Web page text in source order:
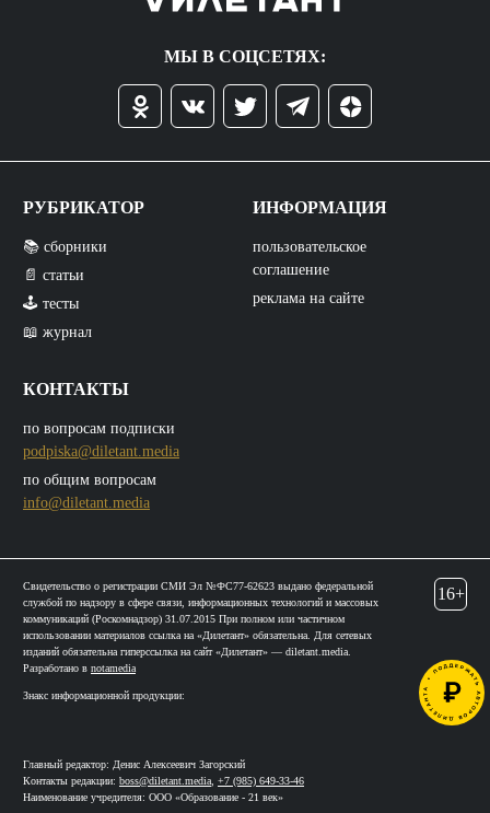
МЫ В СОЦСЕТЯХ:
РУБРИКАТОР
📚 сборники
📄 статьи
🕹️ тесты
📖 журнал
КОНТАКТЫ
по вопросам подписки
podpiska@diletant.media
по общим вопросам
info@diletant.media
ИНФОРМАЦИЯ
пользовательское
соглашение
реклама на сайте
Свидетельство о регистрации СМИ Эл №ФС77-62623 выдано федеральной
службой по надзору в сфере связи, информационных технологий и массовых
коммуникаций (Роскомнадзор) 31.07.2015 При полном или частичном
использовании материалов ссылка на «Дилетант» обязательна. Для сетевых
изданий обязательна гиперссылка на сайт «Дилетант» — diletant.media.
Разработано в notamedia
Знакс информационной продукции:
Главный редактор: Денис Алексеевич Загорский
Контакты редакции: boss@diletant.media +7 (985) 649-33-46
Наименование учредителя: ООО «Образование - 21 век»
16+